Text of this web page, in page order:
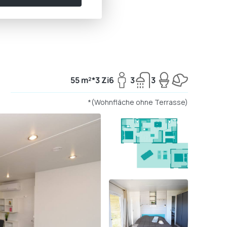
55 m²*3 Zi6 3 3
*(Wohnfläche ohne Terrasse)